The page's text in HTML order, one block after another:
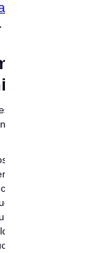
solo una
ventaja
costos en
y
y
lugar.
a la